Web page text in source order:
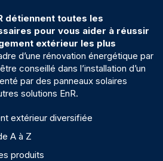
détiennent toutes les
pour vous aider à réussir
extérieur les plus
d’une rénovation énergétique par
conseillé dans l’installation d’un
par des panneaux solaires
solutions EnR.
extérieur diversifiée
A à Z
produits